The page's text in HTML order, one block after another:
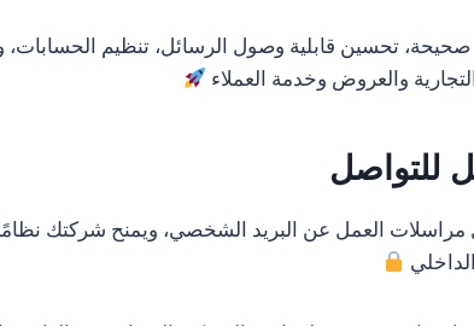
تحسين قابلية وصول الرسائل، تنظيم الحسابات،
والعروض وخدمة العملاء
للتواصل
العمل عن البريد الشخصي، ويمنح شركتك نظامًا